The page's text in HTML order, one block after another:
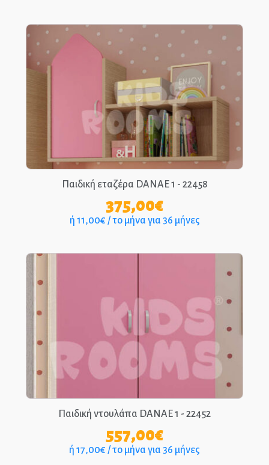
Παιδική εταζέρα DANAE 1 - 22458
375,00€
ή 11,00€ / το μήνα για 36 μήνες
Παιδική ντουλάπα DANAE 1 - 22452
557,00€
ή 17,00€ / το μήνα για 36 μήνες